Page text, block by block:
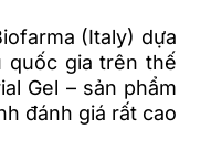
(Italy) dựa
quốc gia trên thế
Gel – sản phẩm
đánh giá rất cao